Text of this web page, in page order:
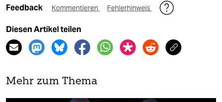
Feedback Kommentieren Fehlerhinweis
Diesen Artikel teilen
Mehr zum Thema